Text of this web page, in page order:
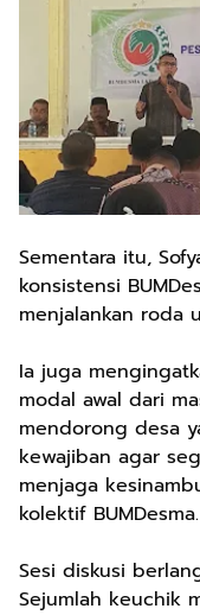
Sementara itu,
konsistensi
menjalankan roda
Ia juga
modal awal dari
mendorong desa
kewajiban agar
menjaga
kolektif BUMDesma.
Sesi diskusi
Sejumlah keuchik